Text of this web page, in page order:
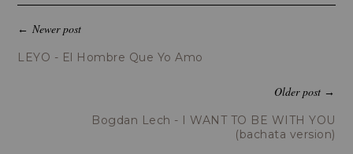
←Newer post
LEYO - El Hombre Que Yo Amo
Older post→
Bogdan Lech - I WANT TO BE WITH YOU
(bachata version)